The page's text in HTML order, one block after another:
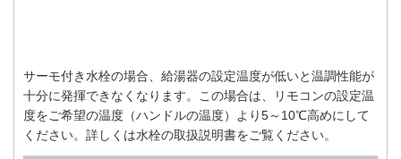
サーモ付き水栓の場合、給湯器の設定温度が低いと温調性能が
十分に発揮できなくなります。この場合は、リモコンの設定温
度をご希望の温度（ハンドルの温度）より5～10℃高めにして
ください。詳しくは水栓の取扱説明書をご覧ください。